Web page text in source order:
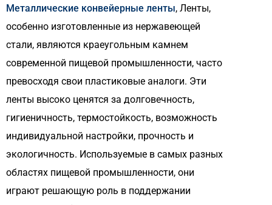
Металлические конвейерные ленты, Ленты,
особенно изготовленные из нержавеющей
стали, являются краеугольным камнем
современной пищевой промышленности, часто
превосходя свои пластиковые аналоги. Эти
ленты высоко ценятся за долговечность,
гигиеничность, термостойкость, возможность
индивидуальной настройки, прочность и
экологичность. Используемые в самых разных
областях пищевой промышленности, они
играют решающую роль в поддержании